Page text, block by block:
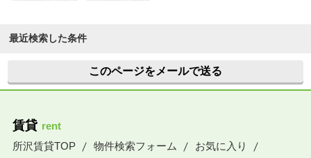
最近検索した条件
このページをメールで送る
賃貸 rent
所沢賃貸TOP
物件検索フォーム
お気に入り